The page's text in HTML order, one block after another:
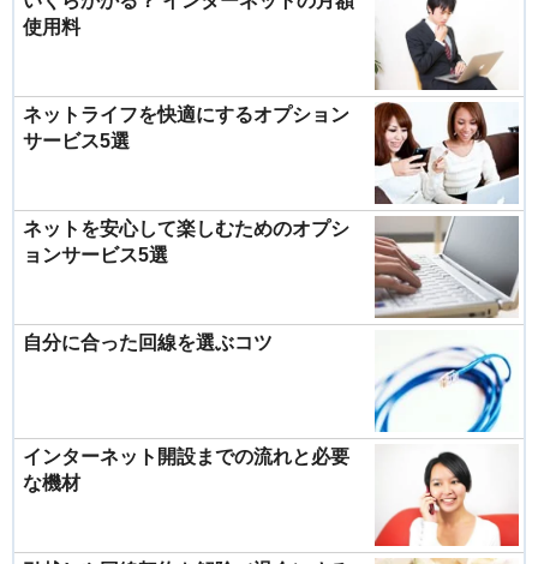
使用料
ネットライフを快適にするオプション
サービス5選
ネットを安心して楽しむためのオプシ
ョンサービス5選
自分に合った回線を選ぶコツ
インターネット開設までの流れと必要
な機材